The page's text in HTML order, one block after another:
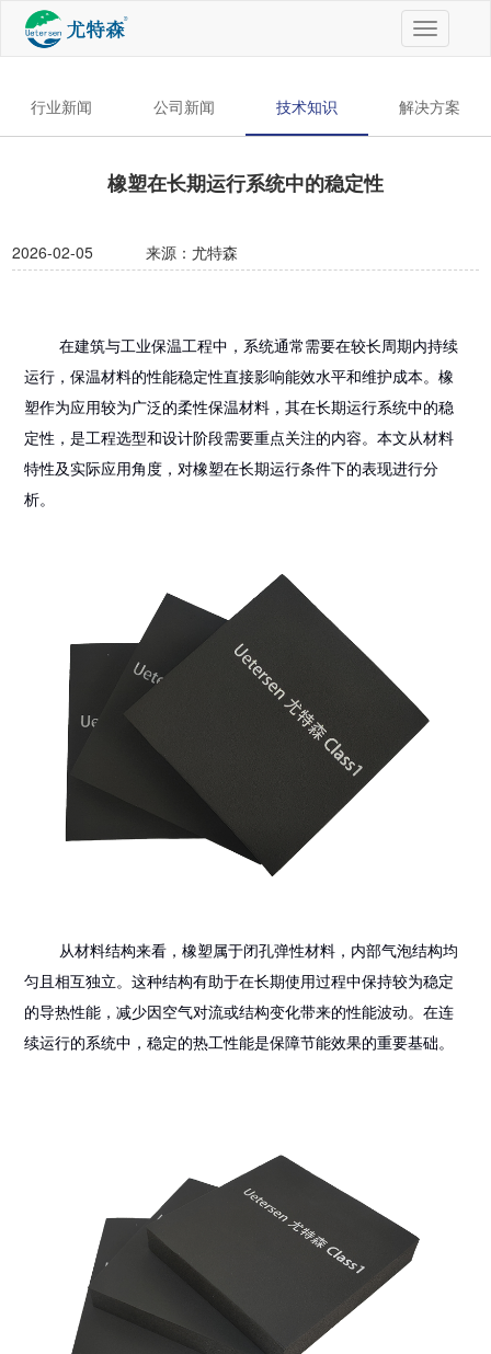
切
换
航
行业新闻 公司新闻 技术知识 解决方案
橡塑在长期运行系统中的稳定性
2026-02-05 来源：尤特森
在建筑与工业保温工程中，系统通常需要在较长周期内持续
运行，保温材料的性能稳定性直接影响能效水平和维护成本。橡
塑作为应用较为广泛的柔性保温材料，其在长期运行系统中的稳
定性，是工程选型和设计阶段需要重点关注的内容。本文从材料
特性及实际应用角度，对橡塑在长期运行条件下的表现进行分
析。
从材料结构来看，橡塑属于闭孔弹性材料，内部气泡结构均
匀且相互独立。这种结构有助于在长期使用过程中保持较为稳定
的导热性能，减少因空气对流或结构变化带来的性能波动。在连
续运行的系统中，稳定的热工性能是保障节能效果的重要基础。